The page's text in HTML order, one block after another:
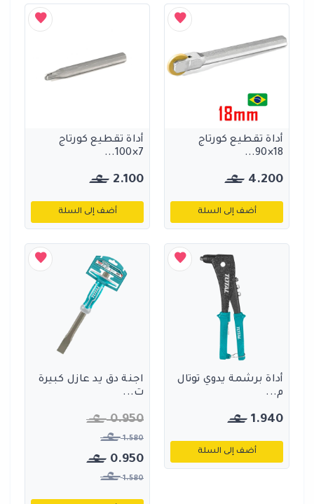
أداة تقطيع كورتاج
18×90...
4.200
أضف إلى السلة
أداة تقطيع كورتاج
7×100...
2.100
أضف إلى السلة
أداة برشمة يدوي توتال
م...
1.940
أضف إلى السلة
اجنة دق يد عازل كبيرة
ت...
0.950
1.580
0.950
1.580